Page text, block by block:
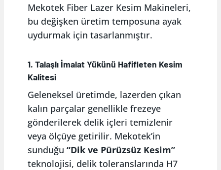
Mekotek Fiber Lazer Kesim Makineleri,
bu değişken üretim temposuna ayak
uydurmak için tasarlanmıştır.
1. Talaşlı İmalat Yükünü Hafifleten Kesim
Kalitesi
Geleneksel üretimde, lazerden çıkan
kalın parçalar genellikle frezeye
gönderilerek delik içleri temizlenir
veya ölçüye getirilir. Mekotek’in
sunduğu “Dik ve Pürüzsüz Kesim”
teknolojisi, delik toleranslarında H7